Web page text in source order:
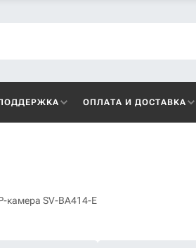
ОПЛАТА И ДОСТАВКА
камера SV-BA414-E